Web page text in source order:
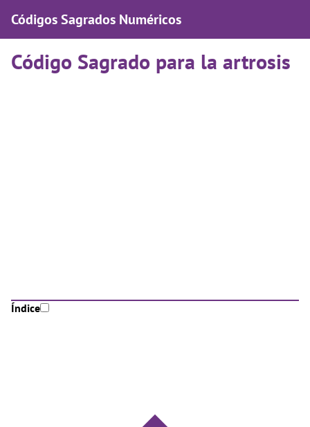
Códigos Sagrados Numéricos
Código Sagrado para la artrosis
Índice